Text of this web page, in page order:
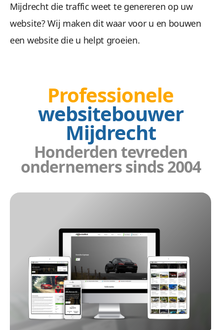
Mijdrecht die traffic weet te genereren op uw
website? Wij maken dit waar voor u en bouwen
een website die u helpt groeien.
Professionele
websitebouwer
Mijdrecht
Honderden tevreden
ondernemers sinds 2004
Beheren